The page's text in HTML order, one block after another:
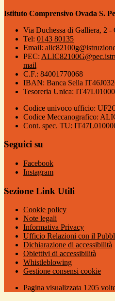
Istituto Comprensivo Ovada S.
Via Duchessa di Galliera, 2
Tel: 0143 80135
Email:
PEC:
mail
C.F.: 84001770068
IBAN: Banca Sella
Tesoreria Unica:
Codice univoco ufficio:
Codice Meccanografico:
Cont. spec. TU:
Seguici su
Facebook
Instagram
Sezione Link Utili
Cookie policy
Note legali
Informativa Privacy
Ufficio Relazioni con il
Dichiarazione di accessibilità
Obiettivi di accessibilità
Whistleblowing
Gestione consensi cookie
Pagina visualizzata 1205